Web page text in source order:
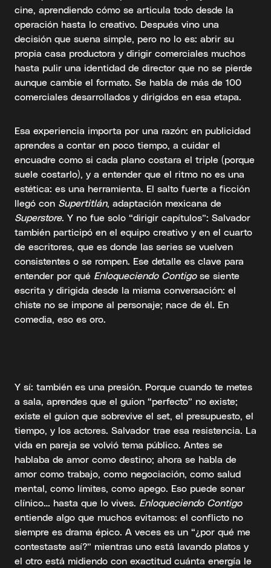
cine, aprendiendo cómo se articula todo desde la
operación hasta lo creativo. Después vino una
decisión que suena simple, pero no lo es: abrir su
propia casa productora y dirigir comerciales muchos
hasta pulir una identidad de director que no se pierde
aunque cambie el formato. Se habla de más de 100
comerciales desarrollados y dirigidos en esa etapa.
Esa experiencia importa por una razón: en publicidad
aprendes a contar en poco tiempo, a cuidar el
encuadre como si cada plano costara el triple (porque
suele costarlo), y a entender que el ritmo no es una
estética: es una herramienta. El salto fuerte a ficción
llegó con Supertitlán, adaptación mexicana de
Superstore. Y no fue solo “dirigir capítulos”: Salvador
también participó en el equipo creativo y en el cuarto
de escritores, que es donde las series se vuelven
consistentes o se rompen. Ese detalle es clave para
entender por qué Enloqueciendo Contigose siente
escrita y dirigida desde la misma conversación: el
chiste no se impone al personaje; nace de él. En
comedia, eso es oro.
Y sí: también es una presión. Porque cuando te metes
a sala, aprendes que el guion “perfecto” no existe;
existe el guion que sobrevive el set, el presupuesto, el
tiempo, y los actores. Salvador trae esa resistencia. La
vida en pareja se volvió tema público. Antes se
hablaba de amor como destino; ahora se habla de
amor como trabajo, como negociación, como salud
mental, como límites, como apego. Eso puede sonar
clínico… hasta que lo vives. Enloqueciendo Contigo
entiende algo que muchos evitamos: el conflicto no
siempre es drama épico. A veces es un “¿por qué me
contestaste así?” mientras uno está lavando platos y
el otro está midiendo con exactitud cuánta energía le